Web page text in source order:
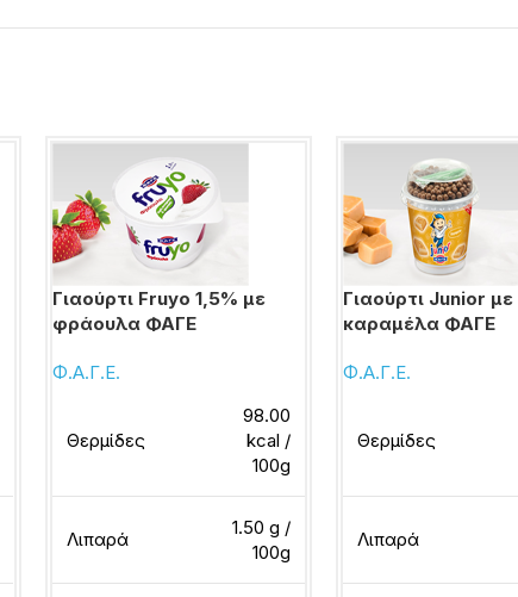
Γιαούρτι Fruyo 1,5% με
φράουλα ΦΑΓΕ
Φ.Α.Γ.Ε.
Θερμίδες
98.00
kcal /
100g
Λιπαρά
1.50 g /
100g
Γιαούρτι Junior με
καραμέλα ΦΑΓΕ
Φ.Α.Γ.Ε.
Θερμίδες
Λιπαρά